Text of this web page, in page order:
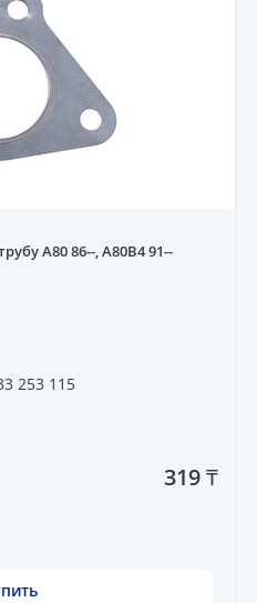
A80 86--, A80B4 91--
253 115
319 ₸